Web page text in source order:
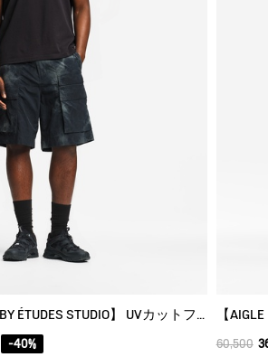
【AIGLE EXPERIENCE BY ÉTUDES STUDIO】 UVカットフィッシャーマンズ リラックスショーツ
-40% 60,500